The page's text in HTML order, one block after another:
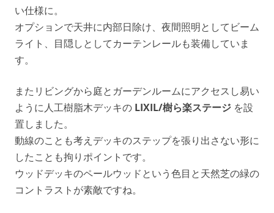
い仕様に。
オプションで天井に内部日除け、夜間照明としてビーム
ライト、目隠しとしてカーテンレールも装備していま
す。
またリビングから庭とガーデンルームにアクセスし易い
ように人工樹脂木デッキの LIXIL/樹ら楽ステージ を設
置しました。
動線のことも考えデッキのステップを張り出さない形に
したことも拘りポイントです。
ウッドデッキのペールウッドという色目と天然芝の緑の
コントラストが素敵ですね。